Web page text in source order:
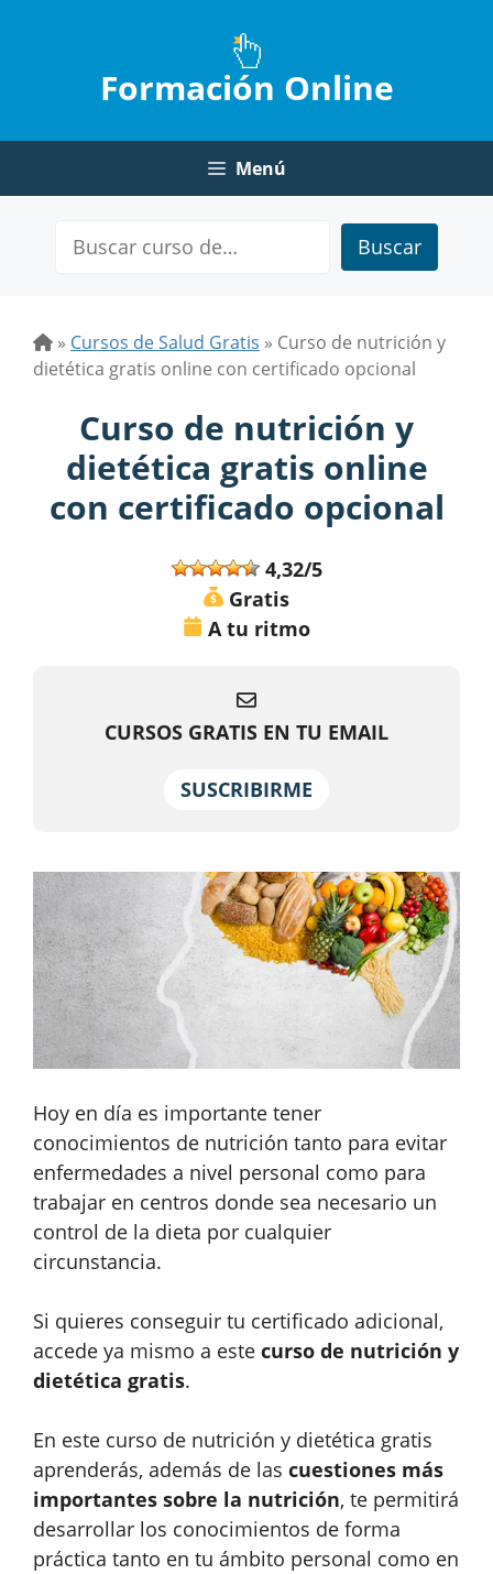
Formación Online
Menú
Buscar
» Cursos de Salud Gratis » Curso de nutrición y
dietética gratis online con certificado opcional
Curso de nutrición y
dietética gratis online
con certificado opcional
4,32/5
Gratis
A tu ritmo
CURSOS GRATIS EN TU EMAIL
SUSCRIBIRME
Hoy en día es importante tener
conocimientos de nutrición tanto para evitar
enfermedades a nivel personal como para
trabajar en centros donde sea necesario un
control de la dieta por cualquier
circunstancia.
Si quieres conseguir tu certificado adicional,
accede ya mismo a este curso de nutrición y
dietética gratis.
En este curso de nutrición y dietética gratis
aprenderás, además de las cuestiones más
importantes sobre la nutrición, te permitirá
desarrollar los conocimientos de forma
práctica tanto en tu ámbito personal como en